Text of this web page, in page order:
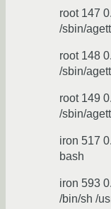
root 147
/sbin/
root 148
/sbin/
root 149
/sbin/
iron 517
bash
iron 593
/bin/sh /